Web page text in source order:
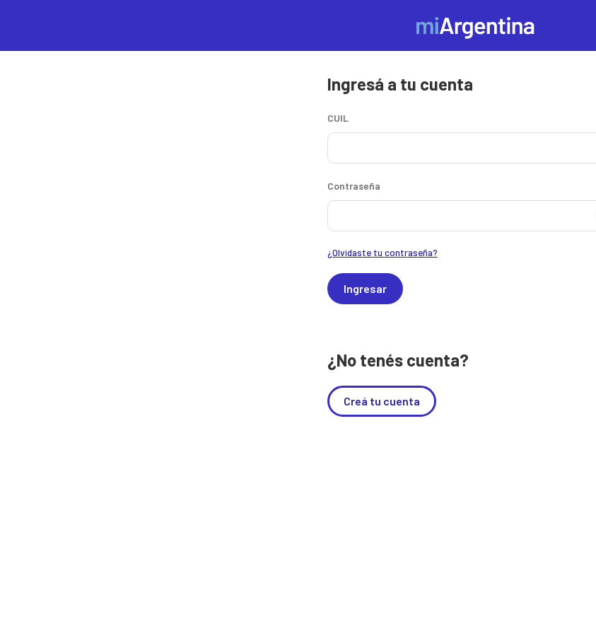
Mi
Ingresá
o
cuenta
de
Mi
Argentina
Ingresá a tu cuenta
CUIL
Contraseña
¿Olvidaste tu contraseña?
Ingresar
¿No tenés cuenta?
Creá tu cuenta